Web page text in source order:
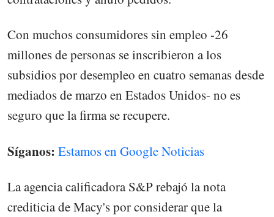
Con muchos consumidores sin empleo -26
millones de personas se inscribieron a los
subsidios por desempleo en cuatro semanas desde
mediados de marzo en Estados Unidos- no es
seguro que la firma se recupere.
Síganos: Estamos en Google Noticias
La agencia calificadora S&P rebajó la nota
crediticia de Macy's por considerar que la